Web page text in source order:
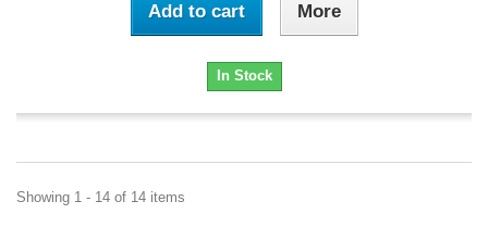
Add to cart More
In Stock
Showing 1 - 14 of 14 items